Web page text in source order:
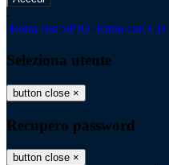
-
Entra con SPID Entra con CIE
Seleziona utente
button close ×
Recupero password
button close ×